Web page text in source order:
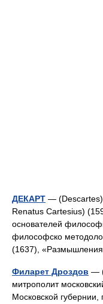
ДЕКАРТ — (Descartes)
Renatus Cartesius)
основателей
философско
(1637),
Филарет Дроздов —
митрополит
Московской